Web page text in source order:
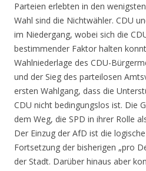
Parteien erlebten in den
Wahl sind die Nichtwähler. CDU
im Niedergang, wobei sich die
bestimmender Faktor halten
Wahlniederlage des CDU-
und der Sieg des parteilosen
ersten Wahlgang, dass die
CDU nicht bedingungslos ist. Die
dem Weg, die SPD in ihrer Rolle
Der Einzug der AfD ist die
Fortsetzung der bisherigen „pro
der Stadt. Darüber hinaus aber